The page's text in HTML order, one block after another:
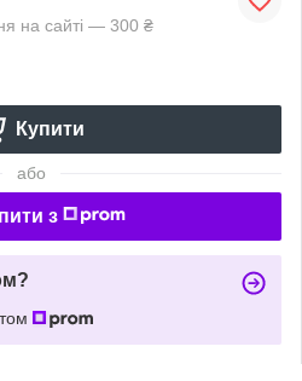
на сайті — 300 ₴
Купити
або
з